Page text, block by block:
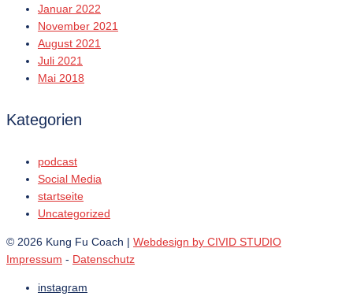
Januar 2022
November 2021
August 2021
Juli 2021
Mai 2018
Kategorien
podcast
Social Media
startseite
Uncategorized
© 2026 Kung Fu Coach | Webdesign by CIVID STUDIO
Impressum - Datenschutz
instagram